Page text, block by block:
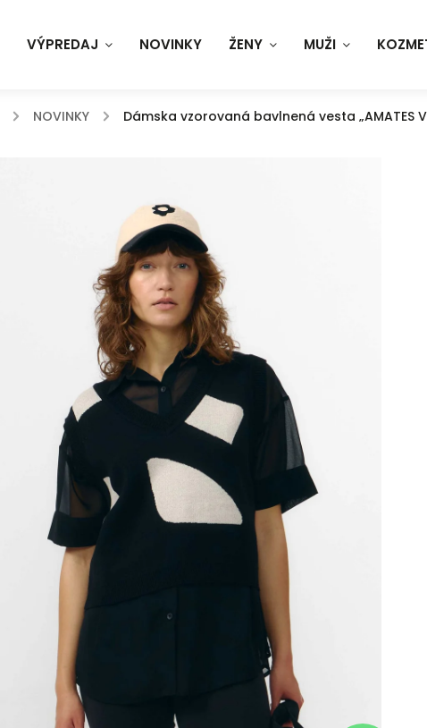
VÝPREDAJ NOVINKY ŽENY MUŽI
/ NOVINKY / Dámska vzorovaná bavlnená vesta „AMATES